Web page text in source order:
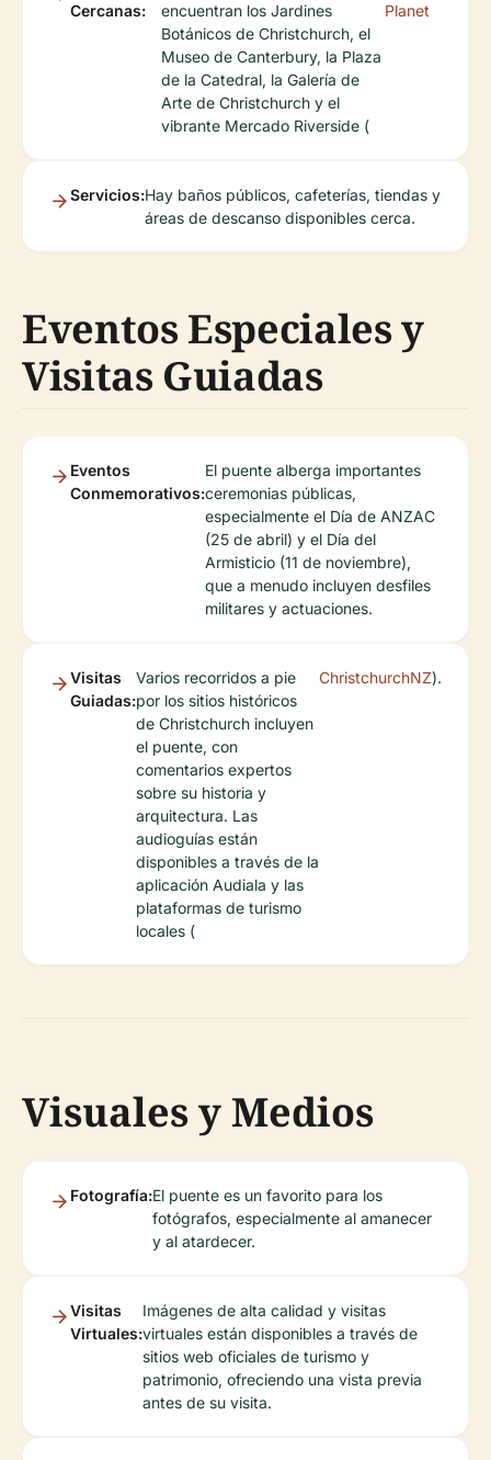
Cercanas:
encuentran los Jardines
Botánicos de Christchurch, el
Museo de Canterbury, la Plaza
de la Catedral, la Galería de
Arte de Christchurch y el
vibrante Mercado Riverside (
Planet
Servicios:Hay baños públicos, cafeterías, tiendas y
áreas de descanso disponibles cerca.
Eventos Especiales y
Visitas Guiadas
Eventos
Conmemorativos:
El puente alberga importantes
ceremonias públicas,
especialmente el Día de ANZAC
(25 de abril) y el Día del
Armisticio (11 de noviembre),
que a menudo incluyen desfiles
militares y actuaciones.
Visitas
Guiadas:
Varios recorridos a pie
por los sitios históricos
de Christchurch incluyen
el puente, con
comentarios expertos
sobre su historia y
arquitectura. Las
audioguías están
disponibles a través de la
aplicación Audiala y las
plataformas de turismo
locales (
ChristchurchNZ).
Visuales y Medios
Fotografía:El puente es un favorito para los
fotógrafos, especialmente al amanecer
y al atardecer.
Visitas
Virtuales:
Imágenes de alta calidad y visitas
virtuales están disponibles a través de
sitios web oficiales de turismo y
patrimonio, ofreciendo una vista previa
antes de su visita.